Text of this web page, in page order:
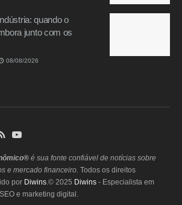
quando o
junto com os
08/08/2026
é sua fonte confiável de notícias sobre
e mercado financeiro. Todos os direitos
por Diwins.© 2025 Diwins - Especialista em
e marketing digital.